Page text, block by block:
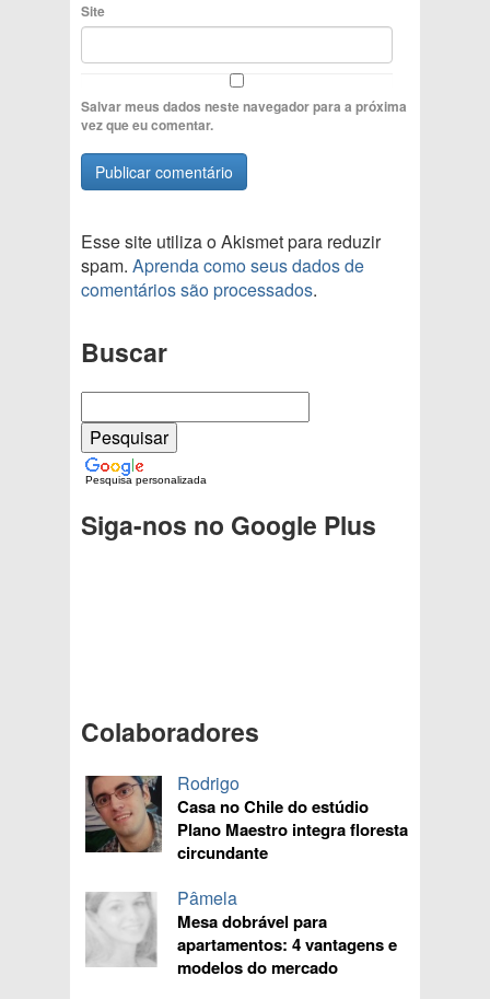
Site
Salvar meus dados neste navegador para a próxima
vez que eu comentar.
Esse site utiliza o Akismet para reduzir
spam. Aprenda como seus dados de
comentários são processados.
Buscar
Pesquisa personalizada
Siga-nos no Google Plus
Colaboradores
Rodrigo
Casa no Chile do estúdio
Plano Maestro integra floresta
circundante
Pâmela
Mesa dobrável para
apartamentos: 4 vantagens e
modelos do mercado